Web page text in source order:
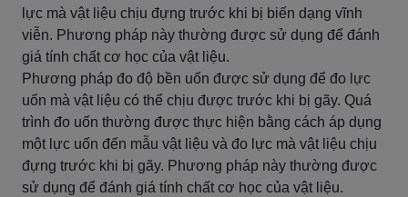
lực mà vật liệu chịu đựng trước khi bị biến dạng vĩnh
viễn. Phương pháp này thường được sử dụng để đánh
giá tính chất cơ học của vật liệu.
Phương pháp đo độ bền uốn được sử dụng để đo lực
uốn mà vật liệu có thể chịu được trước khi bị gãy. Quá
trình đo uốn thường được thực hiện bằng cách áp dụng
một lực uốn đến mẫu vật liệu và đo lực mà vật liệu chịu
đựng trước khi bị gãy. Phương pháp này thường được
sử dụng để đánh giá tính chất cơ học của vật liệu.